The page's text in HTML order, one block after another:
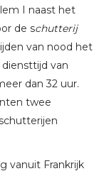
I naast het
de schutterij
van nood het
van
dan 32 uur.
twee
vanuit Frankrijk